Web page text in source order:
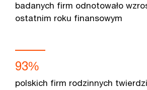
badanych firm odnotowało
ostatnim roku finansowym
93%
polskich firm rodzinnych